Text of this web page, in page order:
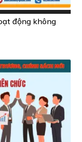
động không